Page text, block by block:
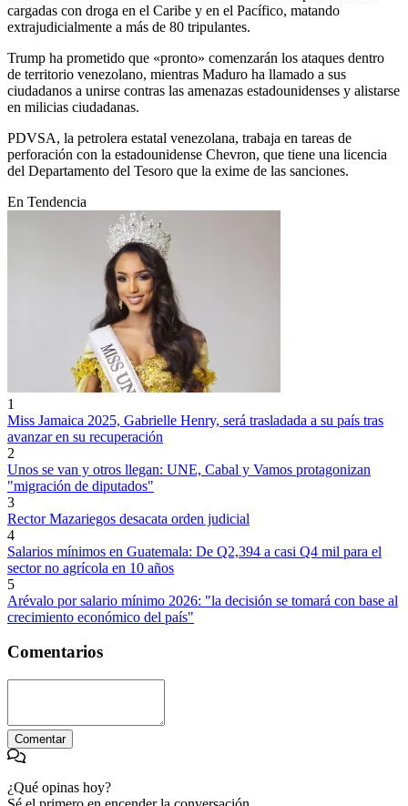
cargadas con droga en el Caribe y en el Pacífico, matando
extrajudicialmente a más de 80 tripulantes.
Trump ha prometido que «pronto» comenzarán los ataques dentro
de territorio venezolano, mientras Maduro ha llamado a sus
ciudadanos a unirse contras las amenazas estadounidenses y alistarse
en milicias ciudadanas.
PDVSA, la petrolera estatal venezolana, trabaja en tareas de
perforación con la estadounidense Chevron, que tiene una licencia
del Departamento del Tesoro que la exime de las sanciones.
En Tendencia
1
Miss Jamaica 2025, Gabrielle Henry, será trasladada a su país tras
avanzar en su recuperación
2
Unos se van y otros llegan: UNE, Cabal y Vamos protagonizan
"migración de diputados"
3
Rector Mazariegos desacata orden judicial
4
Salarios mínimos en Guatemala: De Q2,394 a casi Q4 mil para el
sector no agrícola en 10 años
5
Arévalo por salario mínimo 2026: "la decisión se tomará con base al
crecimiento económico del país"
Comentarios
Comentar
¿Qué opinas hoy?